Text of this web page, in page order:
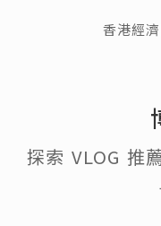
香港經
探索 VLOG 推